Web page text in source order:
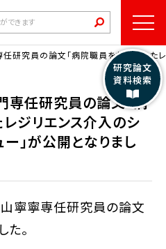
研究員の論文「病院職員を対象としたレ
任研究員の論文「病
ジリエンス介入のシ
ー」が公開となりまし
寧寧専任研究員の論文
。
研究論文
資料検索